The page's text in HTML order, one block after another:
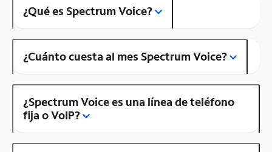
¿Qué es Spectrum Voice?
¿Cuánto cuesta al mes Spectrum Voice?
¿Spectrum Voice es una línea de teléfono
fija o VoIP?